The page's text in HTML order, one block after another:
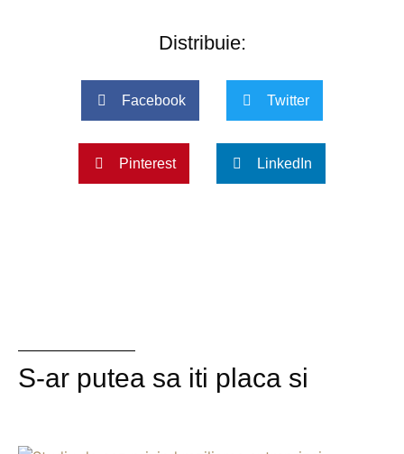
Distribuie:
Facebook Twitter
Pinterest LinkedIn
S-ar putea sa iti placa si